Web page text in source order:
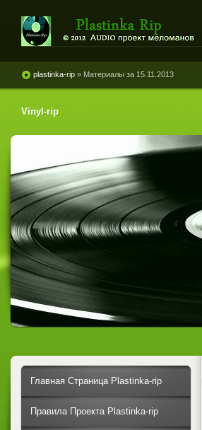
винила и магнитоальбомов
plastinka-rip » Материалы за 15.11.2013
Vinyl-rip
Главная Страница Plastinka-rip
Правила Проекта Plastinka-rip